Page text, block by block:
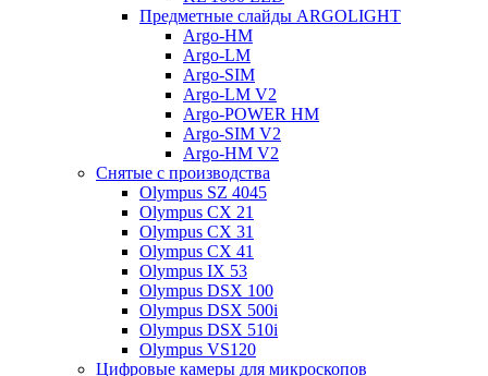
Предметные слайды ARGOLIGHT
Argo-HM
Argo-LM
Argo-SIM
Argo-LM V2
Argo-POWER HM
Argo-SIM V2
Argo-HM V2
Снятые с производства
Olympus SZ 4045
Olympus CX 21
Olympus CX 31
Olympus CX 41
Olympus IX 53
Olympus DSX 100
Olympus DSX 500i
Olympus DSX 510i
Olympus VS120
Цифровые камеры для микроскопов